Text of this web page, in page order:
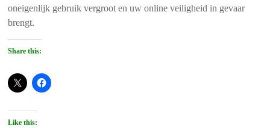
oneigenlijk gebruik vergroot en uw online veiligheid in gevaar
brengt.
Share this:
Like this: